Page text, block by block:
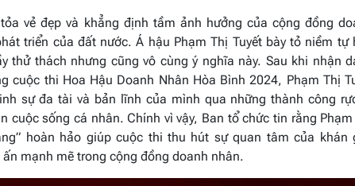
vẻ đẹp và khẳng định tầm ảnh hưởng của cộng đồng
triển của đất nước. Á hậu Phạm Thị Tuyết bày tỏ niềm tự
thử thách nhưng cũng vô cùng ý nghĩa này. Sau khi nhận
cuộc thi Hoa Hậu Doanh Nhân Hòa Bình 2024, Phạm Thị
sự đa tài và bản lĩnh của mình qua những thành công
cuộc sống cá nhân. Chính vì vậy, Ban tổ chức tin rằng Phạm
hoàn hảo giúp cuộc thi thu hút sự quan tâm của khán
mạnh mẽ trong cộng đồng doanh nhân.